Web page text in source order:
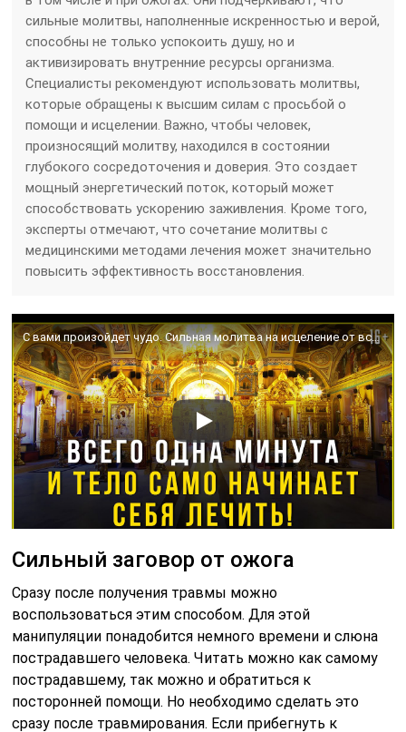
сильные молитвы, наполненные искренностью и верой,
способны не только успокоить душу, но и
активизировать внутренние ресурсы организма.
Специалисты рекомендуют использовать молитвы,
которые обращены к высшим силам с просьбой о
помощи и исцелении. Важно, чтобы человек,
произносящий молитву, находился в состоянии
глубокого сосредоточения и доверия. Это создает
мощный энергетический поток, который может
способствовать ускорению заживления. Кроме того,
эксперты отмечают, что сочетание молитвы с
медицинскими методами лечения может значительно
повысить эффективность восстановления.
С вами произойдет чудо. Сильная молитва на исцеление от всех болезней. Исцеляющая молитва 2019
Сильный заговор от ожога
Сразу после получения травмы можно
воспользоваться этим способом. Для этой
манипуляции понадобится немного времени и слюна
пострадавшего человека. Читать можно как самому
пострадавшему, так можно и обратиться к
посторонней помощи. Но необходимо сделать это
сразу после травмирования. Если прибегнуть к